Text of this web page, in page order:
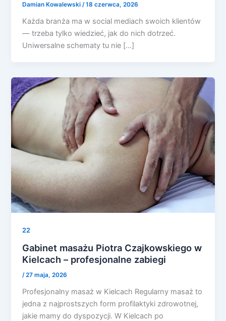
Damian Kowalewski /18 czerwca, 2026
Każda branża ma w social mediach swoich klientów
— trzeba tylko wiedzieć, jak do nich dotrzeć.
Uniwersalne schematy tu nie […]
22
Gabinet masażu Piotra Czajkowskiego w
Kielcach – profesjonalne zabiegi
/27 maja, 2026
Profesjonalny masaż w Kielcach Regularny masaż to
jedna z najprostszych form profilaktyki zdrowotnej,
jakie mamy do dyspozycji. W Kielcach po